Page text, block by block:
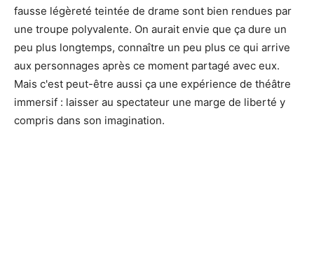
fausse légèreté teintée de drame sont bien rendues par
une troupe polyvalente. On aurait envie que ça dure un
peu plus longtemps, connaître un peu plus ce qui arrive
aux personnages après ce moment partagé avec eux.
Mais c'est peut-être aussi ça une expérience de théâtre
immersif : laisser au spectateur une marge de liberté y
compris dans son imagination.